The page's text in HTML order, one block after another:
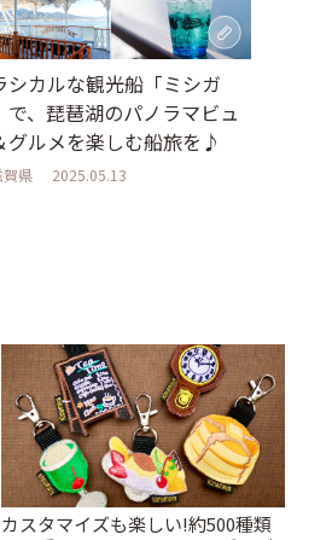
シカルな観光船「ミシガ
で、琵琶湖のパノラマビュ
グルメを楽しむ船旅を♪
賀県 2025.05.13
カスタマイズも楽しい!約500種類